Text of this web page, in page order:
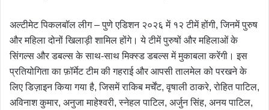
अल्टीमेट पिकलबॉल लीग – पुणे एडिशन २०२६ में १२ टीमें होंगी, जिनमें पुरुष
और महिला दोनों खिलाड़ी शामिल होंगे। ये टीमें पुरुषों और महिलाओं के
सिंगल्स और डबल्स के साथ-साथ मिक्स्ड डबल्स में मुकाबला करेंगी। इस
प्रतियोगिता का फ़ॉर्मेट टीम की गहराई और आपसी तालमेल को परखने के
लिए डिज़ाइन किया गया है, जिसमें राकिब मर्चेंट, वृषाली ठाकरे, रोहित पाटिल,
अविनाश कुमार, अनुजा माहेश्वरी, स्नेहल पाटिल, अर्जुन सिंह, अनय पाटिल,